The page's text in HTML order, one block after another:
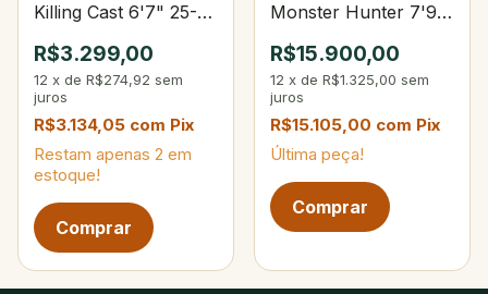
Killing Cast 6'7" 25-
Edition
R$3.299,00
12 x de R$274,92 sem
juros
R$3.134,05 com Pix
Restam apenas 2 em
estoque!
Monster Hunter 7'9"
kg 300 g
R$15.900,00
12 x de R$1.325,00 sem
juros
R$15.105,00 com Pix
Última peça!